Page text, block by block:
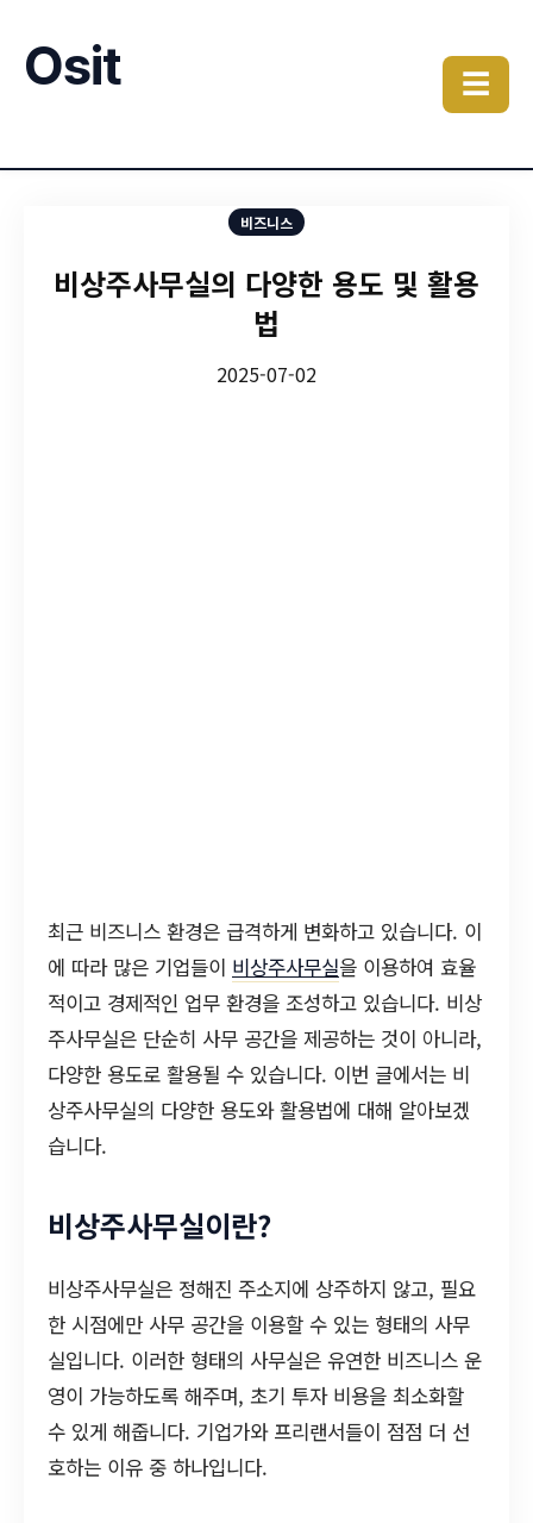
Osit ☰
비즈니스
비상주사무실의 다양한 용도 및 활용
법
2025-07-02
최근 비즈니스 환경은 급격하게 변화하고 있습니다. 이
에 따라 많은 기업들이 비상주사무실을 이용하여 효율
적이고 경제적인 업무 환경을 조성하고 있습니다. 비상
주사무실은 단순히 사무 공간을 제공하는 것이 아니라,
다양한 용도로 활용될 수 있습니다. 이번 글에서는 비
상주사무실의 다양한 용도와 활용법에 대해 알아보겠
습니다.
비상주사무실이란?
비상주사무실은 정해진 주소지에 상주하지 않고, 필요
한 시점에만 사무 공간을 이용할 수 있는 형태의 사무
실입니다. 이러한 형태의 사무실은 유연한 비즈니스 운
영이 가능하도록 해주며, 초기 투자 비용을 최소화할
수 있게 해줍니다. 기업가와 프리랜서들이 점점 더 선
호하는 이유 중 하나입니다.